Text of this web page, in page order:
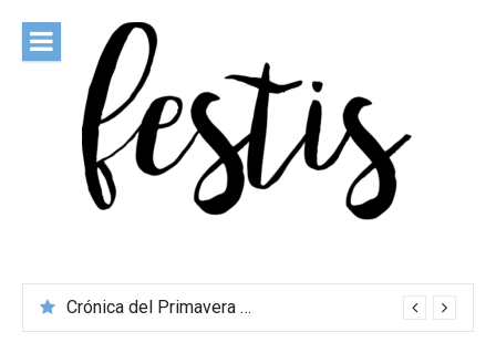
contenido
Crónica del Primavera Sound Porto 2026